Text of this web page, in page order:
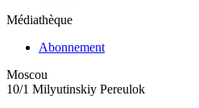
Médiathèque
Abonnement
Moscou
10/1 Milyutinskiy Pereulok